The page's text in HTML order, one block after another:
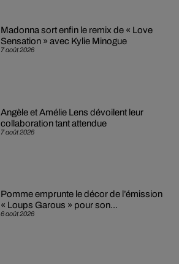
7 août 2026
Madonna sort enfin le remix de « Love
Sensation » avec Kylie Minogue
7 août 2026
Angèle et Amélie Lens dévoilent leur
collaboration tant attendue
6 août 2026
Pomme emprunte le décor de l’émission
« Loups Garous » pour son...